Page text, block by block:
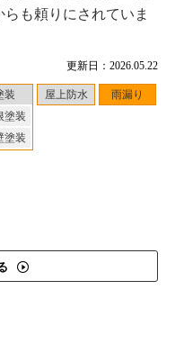
更新日：2026.05.22
装
塗装
塗装
屋上防水 雨漏り
も頼りにされていま